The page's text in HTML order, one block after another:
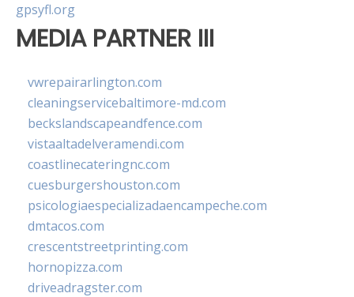
gpsyfl.org
MEDIA PARTNER III
vwrepairarlington.com
cleaningservicebaltimore-md.com
beckslandscapeandfence.com
vistaaltadelveramendi.com
coastlinecateringnc.com
cuesburgershouston.com
psicologiaespecializadaencampeche.com
dmtacos.com
crescentstreetprinting.com
hornopizza.com
driveadragster.com